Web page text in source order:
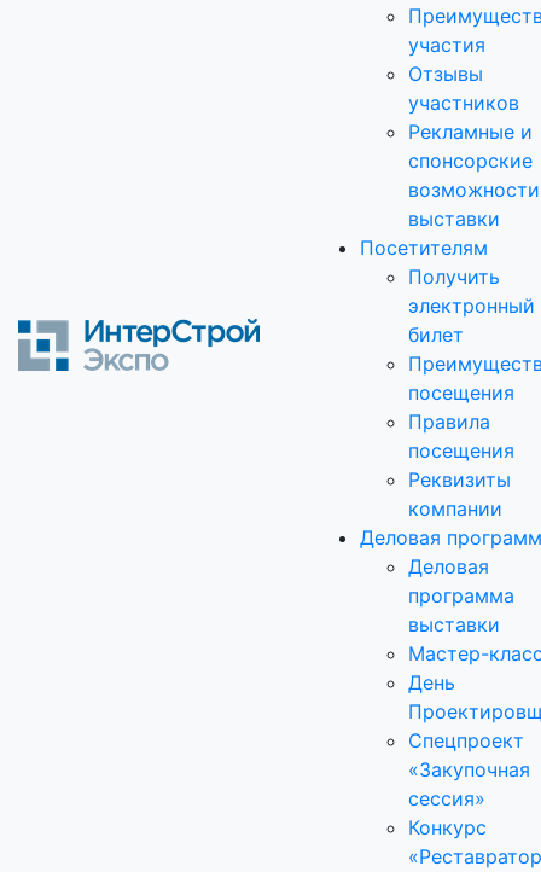
участия
Отзывы
участников
Рекламные и
спонсорские
возможности
выставки
Посетителям
Получить
электронный
билет
посещения
Правила
посещения
Реквизиты
компании
Деловая
Деловая
программа
выставки
Мастер-
День
Спецпроект
«Закупочная
сессия»
Конкурс
«Реставратор